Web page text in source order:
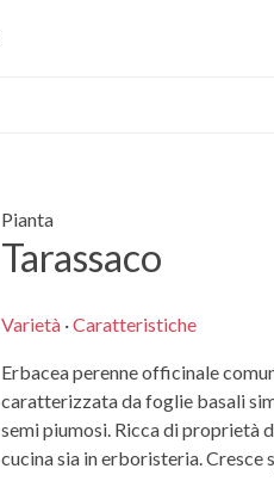
Pianta
Tarassaco
Varietà·Caratteristiche
Erbacea perenne officinale
caratterizzata da foglie basali
semi piumosi. Ricca di proprietà
cucina sia in erboristeria.